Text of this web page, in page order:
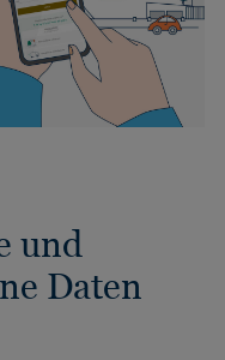
und
Daten